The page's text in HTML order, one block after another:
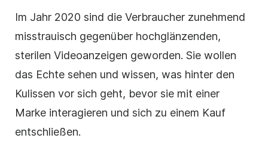
Im Jahr 2020 sind die Verbraucher zunehmend
misstrauisch gegenüber hochglänzenden,
sterilen Videoanzeigen geworden. Sie wollen
das Echte sehen und wissen, was hinter den
Kulissen vor sich geht, bevor sie mit einer
Marke interagieren und sich zu einem Kauf
entschließen.